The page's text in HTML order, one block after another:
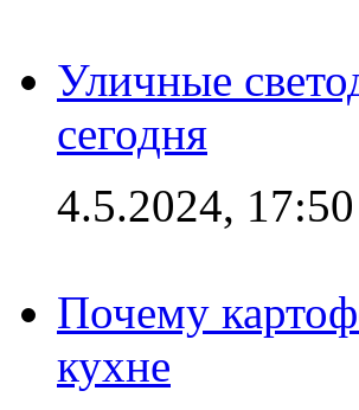
Уличные
сегодня
4.5.2024, 17:50
Почему
кухне